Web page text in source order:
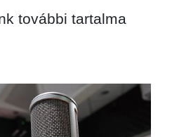
további tartalma